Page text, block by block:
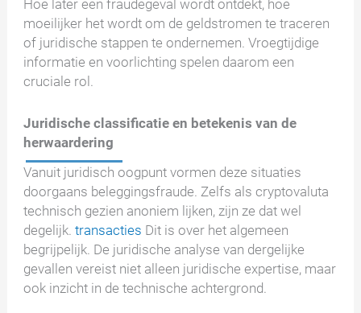
Hoe later een fraudegeval wordt ontdekt, hoe
moeilijker het wordt om de geldstromen te traceren
of juridische stappen te ondernemen. Vroegtijdige
informatie en voorlichting spelen daarom een
cruciale rol.
Juridische classificatie en betekenis van de
herwaardering
Vanuit juridisch oogpunt vormen deze situaties
doorgaans beleggingsfraude. Zelfs als cryptovaluta
technisch gezien anoniem lijken, zijn ze dat wel
degelijk.transacties Dit is over het algemeen
begrijpelijk. De juridische analyse van dergelijke
gevallen vereist niet alleen juridische expertise, maar
ook inzicht in de technische achtergrond.